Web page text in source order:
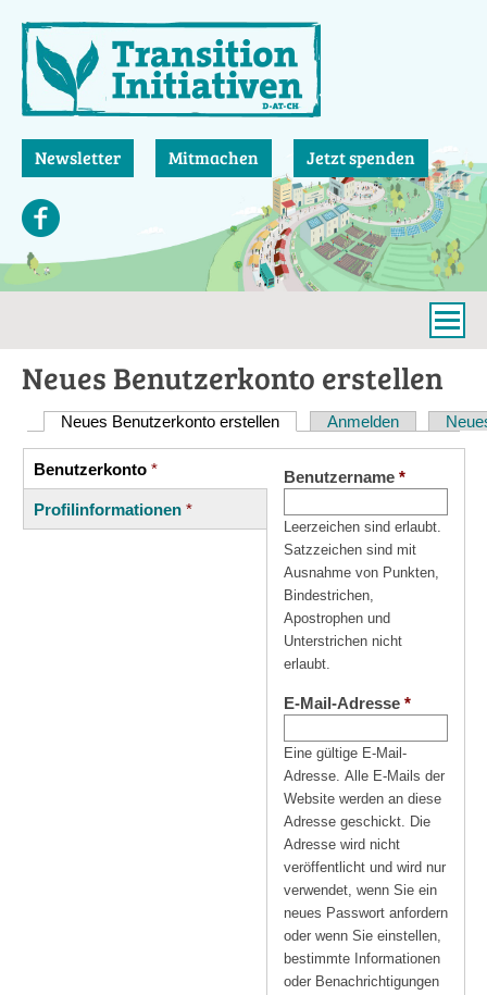
zum
Inhalt
Newsletter Mitmachen Jetzt spenden
Neues Benutzerkonto erstellen
Haupt-
Reiter
Neues Benutzerkonto erstellen (aktiver Reiter)
Anmelden
Vertikale
Reiter
Benutzerkonto *
(aktiver
Reiter)
Profilinformationen *
Benutzername *
Leerzeichen sind erlaubt.
Satzzeichen sind mit
Ausnahme von Punkten,
Bindestrichen,
Apostrophen und
Unterstrichen nicht
erlaubt.
E-Mail-Adresse *
Eine gültige E-Mail-
Adresse. Alle E-Mails der
Website werden an diese
Adresse geschickt. Die
Adresse wird nicht
veröffentlicht und wird nur
verwendet, wenn Sie ein
neues Passwort anfordern
oder wenn Sie einstellen,
bestimmte Informationen
oder Benachrichtigungen